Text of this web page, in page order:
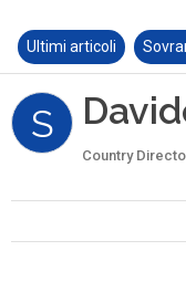
Ultimi articoli
S
Country